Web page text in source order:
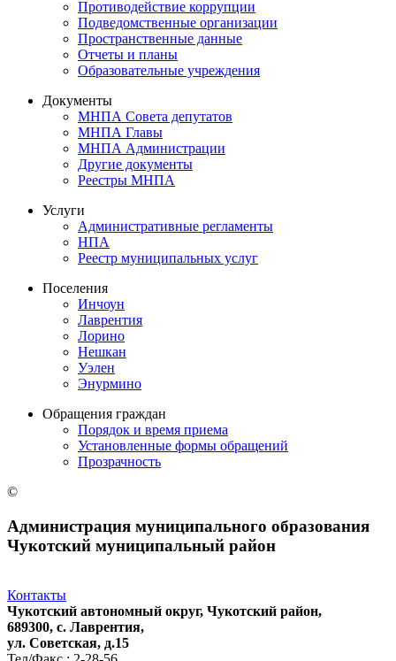
Противодействие коррупции
Подведомственные организации
Пространственные данные
Отчеты и планы
Образовательные учреждения
Документы
МНПА Совета депутатов
МНПА Главы
МНПА Администрации
Другие документы
Реестры МНПА
Услуги
Административные регламенты
НПА
Реестр муниципальных услуг
Поселения
Инчоун
Лаврентия
Лорино
Нешкан
Уэлен
Энурмино
Обращения граждан
Порядок и время приема
Установленные формы обращений
Прозрачность
©
Администрация муниципального образования
Чукотский муниципальный район
Контакты
Чукотский автономный округ, Чукотский район,
689300, с. Лаврентия,
ул. Советская, д.15